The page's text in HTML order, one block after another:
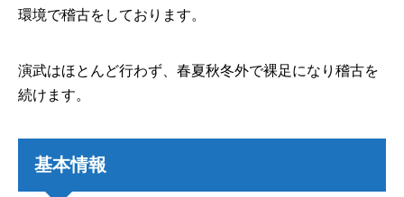
環境で稽古をしております。
​演武はほとんど行わず、春夏秋冬外で裸足になり稽古を
続けます。
基本情報